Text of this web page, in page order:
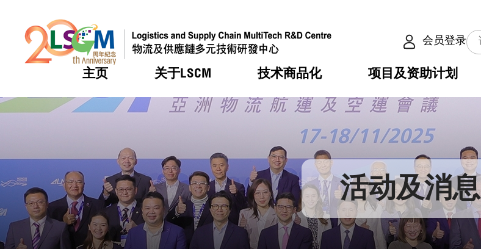
会员登录
主页 关于LSCM
热门 机构简介
组织架构
组织架构
董事局
研究顾问
技术商品化
热门 服务
可获授权之技术
应用于公共服务之创新技术
重点项目
项目及资助计划
热门 合作计划
资助计划
资助计划
税务优惠
申请
评审
热门 活动
奖项
新闻中心
媒体报导
新闻稿
热门 会籍及服务
会员列表
会员登入 活动及消息